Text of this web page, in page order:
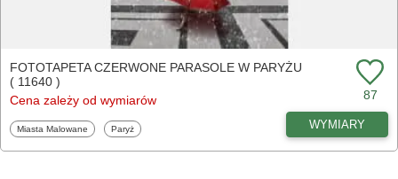
FOTOTAPETA CZERWONE PARASOLE W PARYŻU
( 11640 )
Cena zależy od wymiarów
87
Fototapety
Miasta Malowane Fototapety
Paryż WYMIARY